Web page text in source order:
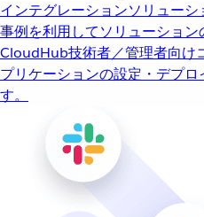
インテグレーションソリューシ
事例を利用してソリューション
CloudHub技術者／管理者向け
プリケーションの設定・デプ
す。